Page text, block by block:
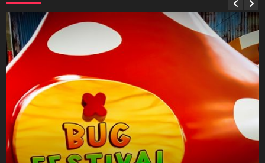
3
mockups
soul young
mockups
ม็อคอัพขวด bsab